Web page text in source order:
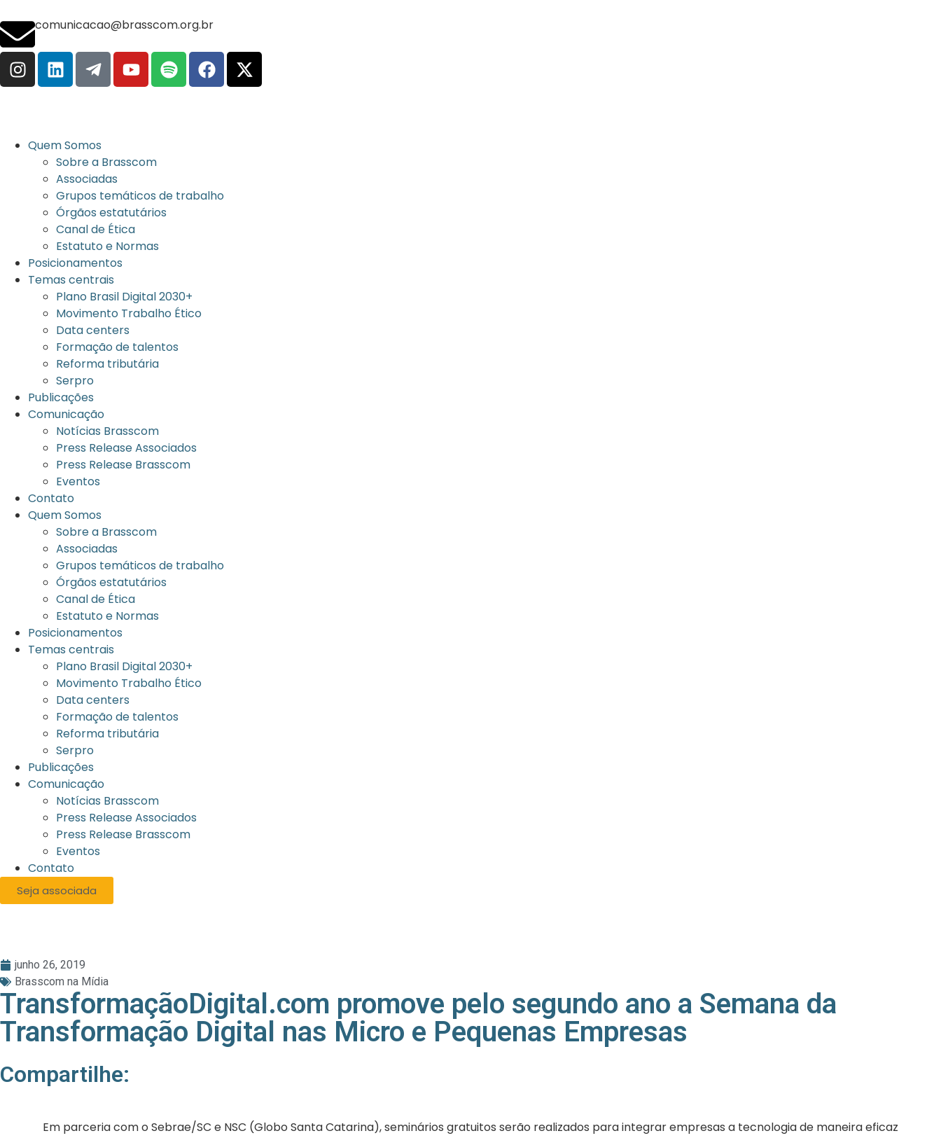
comunicacao@brasscom.org.br
Quem Somos
Sobre a Brasscom
Associadas
Grupos temáticos de trabalho
Órgãos estatutários
Canal de Ética
Estatuto e Normas
Posicionamentos
Temas centrais
Plano Brasil Digital 2030+
Movimento Trabalho Ético
Data centers
Formação de talentos
Reforma tributária
Serpro
Publicações
Comunicação
Notícias Brasscom
Press Release Associados
Press Release Brasscom
Eventos
Contato
Quem Somos
Sobre a Brasscom
Associadas
Grupos temáticos de trabalho
Órgãos estatutários
Canal de Ética
Estatuto e Normas
Posicionamentos
Temas centrais
Plano Brasil Digital 2030+
Movimento Trabalho Ético
Data centers
Formação de talentos
Reforma tributária
Serpro
Publicações
Comunicação
Notícias Brasscom
Press Release Associados
Press Release Brasscom
Eventos
Contato
Seja associada
junho 26, 2019
Brasscom na Mídia
TransformaçãoDigital.com promove pelo segundo ano a Semana da
Transformação Digital nas Micro e Pequenas Empresas
Compartilhe:
Em parceria com o Sebrae/SC e NSC (Globo Santa Catarina), seminários gratuitos serão realizados para integrar empresas a tecnologia de maneira eficaz